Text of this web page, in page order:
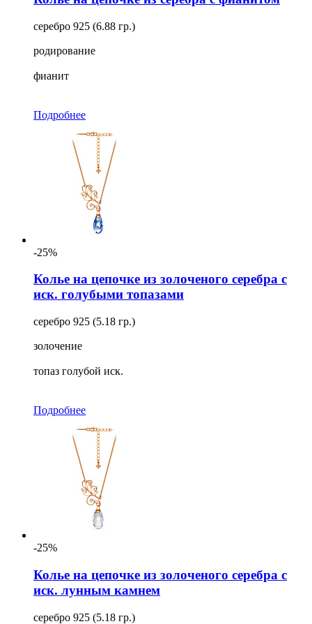
серебро 925 (6.88 гр.)
родирование
фианит
Подробнее
-25%
Колье на цепочке из золоченого серебра с
иск. голубыми топазами
серебро 925 (5.18 гр.)
золочение
топаз голубой иск.
Подробнее
-25%
Колье на цепочке из золоченого серебра с
иск. лунным камнем
серебро 925 (5.18 гр.)